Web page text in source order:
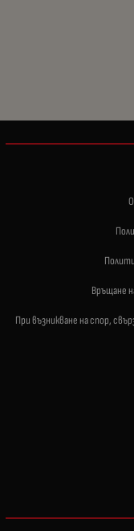
Връщане
При възникване на спор,